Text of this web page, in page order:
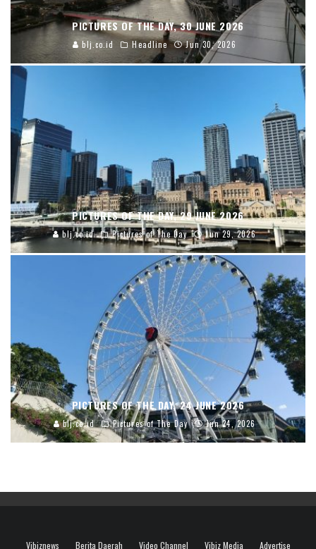
PICTURES OF THE DAY, 30 JUNE 2026
blj.co.id Headline Jun 30, 2026
PICTURES OF THE DAY, 29 JUNE 2026
blj.co.id Pictures of The Day Jun 29, 2026
PICTURES OF THE DAY, 24 JUNE 2026
blj.co.id Pictures of The Day Jun 24, 2026
Vibiznews Berita Daerah Video Channel Vibiz Media Advertise